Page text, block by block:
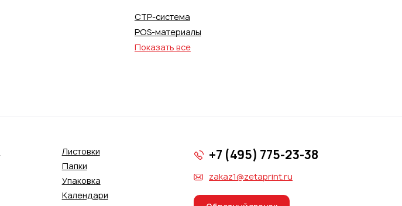
CTP-система
POS-материалы
Показать все
Листовки
Папки
Упаковка
Календари
+7 (495) 775-23-38
zakaz1@zetaprint.ru